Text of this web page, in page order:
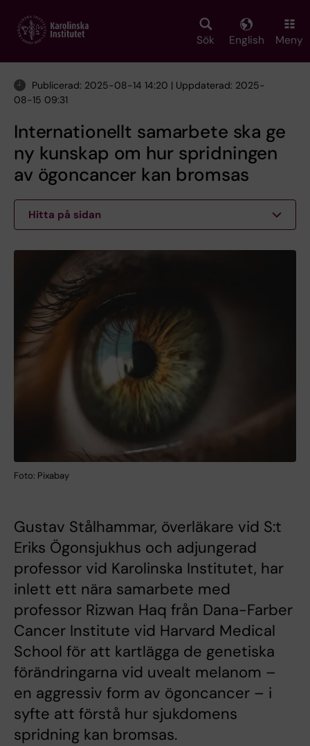
main
Sök English Meny
Publicerad: 2025-08-14 14:20 | Uppdaterad: 2025-
08-15 09:31
Internationellt samarbete ska ge
ny kunskap om hur spridningen
av ögoncancer kan bromsas
Hitta på sidan
Foto: Pixabay
Gustav Stålhammar, överläkare vid S:t
Eriks Ögonsjukhus och adjungerad
professor vid Karolinska Institutet, har
inlett ett nära samarbete med
professor Rizwan Haq från Dana-Farber
Cancer Institute vid Harvard Medical
School för att kartlägga de genetiska
förändringarna vid uvealt melanom –
en aggressiv form av ögoncancer – i
syfte att förstå hur sjukdomens
spridning kan bromsas.